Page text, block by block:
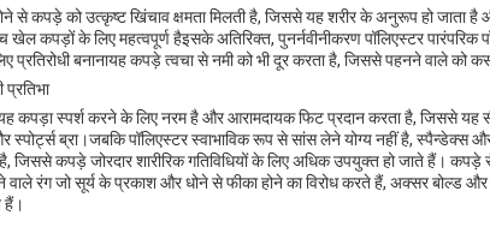
से कपड़े को उत्कृष्ट खिंचाव क्षमता मिलती है, जिससे यह शरीर के अनुरूप हो जाता
खेल कपड़ों के लिए महत्वपूर्ण हैइसके अतिरिक्त, पुनर्नवीनीकरण पॉलिएस्टर पारंपरिक
बनानायह कपड़े त्वचा से नमी को भी दूर करता है, जिससे पहनने वाले को
कपड़ा स्पर्श करने के लिए नरम है और आरामदायक फिट प्रदान करता है, जिससे यह
ब्रा।जबकि पॉलिएस्टर स्वाभाविक रूप से सांस लेने योग्य नहीं है, स्पैन्डेक्स
जिससे कपड़े जोरदार शारीरिक गतिविधियों के लिए अधिक उपयुक्त हो जाते हैं।
रंग जो सूर्य के प्रकाश और धोने से फीका होने का विरोध करते हैं, अक्सर बोल्ड
हैं।